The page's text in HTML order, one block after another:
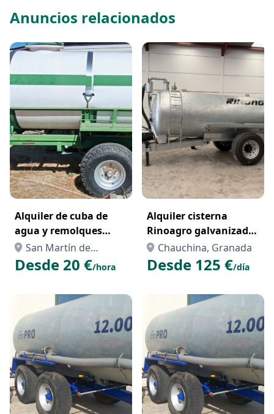
Anuncios relacionados
Alquiler de cuba de
agua y remolques
agrícola basculante
San Martín de
Valdeiglesias, Madrid
Desde 20 €/hora
Alquiler cisterna
Rinoagro galvanizada
9000 L agua riego
ganado y obras civiles
Chauchina, Granada
Desde 125 €/día